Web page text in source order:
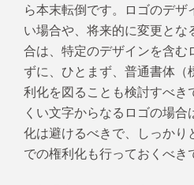
ら本末転倒です。ロゴのデザ
い場合や、将来的に変更とな
合は、特定のデザインを含む
ずに、ひとまず、普通書体（
利化を図ることも検討すべき
くい文字からなるロゴの場合
化は避けるべきで、しっかり
での権利化も行っておくべき